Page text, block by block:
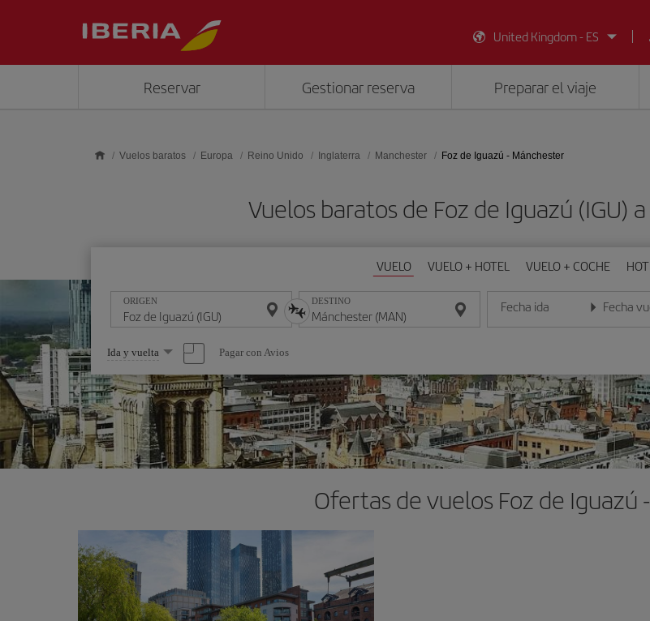
United Kingdom - ES
Reservar Gestionar reserva Preparar el viaje
Vuelos baratos Europa Reino Unido Inglaterra Manchester Foz de Iguazú - Mánchester
Vuelos baratos de Foz de Iguazú (IGU)
VUELO VUELO + HOTEL VUELO + COCHE
ORIGEN DESTINO Fecha ida
Introduce la fecha en formato día/
Fecha
Introduce la
Seleccione
una
opción
Ida y vuelta Pagar con Avios
Ofertas de vuelos Foz de Iguazú